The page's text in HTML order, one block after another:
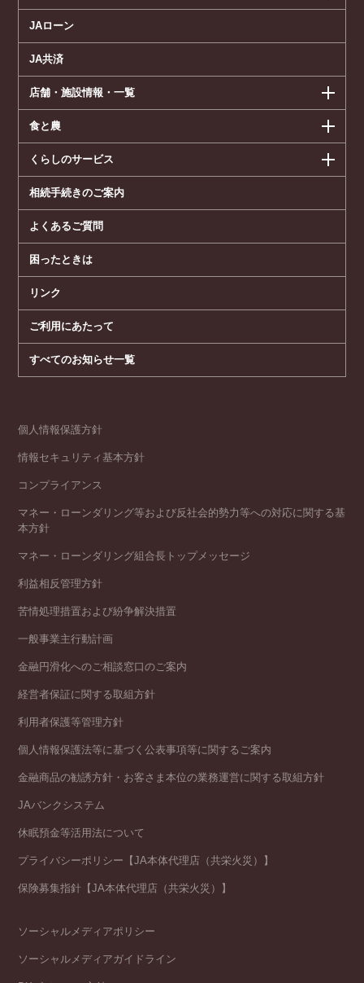
JAローン
JA共済
店舗・施設情報・一覧
食と農
くらしのサービス
相続手続きのご案内
よくあるご質問
困ったときは
リンク
ご利用にあたって
すべてのお知らせ一覧
個人情報保護方針
情報セキュリティ基本方針
コンプライアンス
マネー・ローンダリング等および反社会的勢力等への対応に関する基
本方針
マネー・ローンダリング組合長トップメッセージ
利益相反管理方針
苦情処理措置および紛争解決措置
一般事業主行動計画
金融円滑化へのご相談窓口のご案内
経営者保証に関する取組方針
利用者保護等管理方針
個人情報保護法等に基づく公表事項等に関するご案内
金融商品の勧誘方針・お客さま本位の業務運営に関する取組方針
JAバンクシステム
休眠預金等活用法について
プライバシーポリシー【JA本体代理店（共栄火災）】
保険募集指針【JA本体代理店（共栄火災）】
ソーシャルメディアポリシー
ソーシャルメディアガイドライン